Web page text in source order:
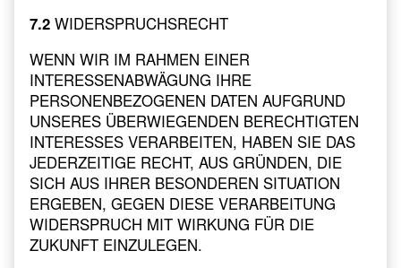
7.2 WIDERSPRUCHSRECHT
WENN WIR IM RAHMEN EINER
INTERESSENABWÄGUNG IHRE
PERSONENBEZOGENEN DATEN AUFGRUND
UNSERES ÜBERWIEGENDEN BERECHTIGTEN
INTERESSES VERARBEITEN, HABEN SIE DAS
JEDERZEITIGE RECHT, AUS GRÜNDEN, DIE
SICH AUS IHRER BESONDEREN SITUATION
ERGEBEN, GEGEN DIESE VERARBEITUNG
WIDERSPRUCH MIT WIRKUNG FÜR DIE
ZUKUNFT EINZULEGEN.